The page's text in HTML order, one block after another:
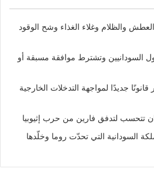
والظلام وغلاء الغذاء وشح الوقود
السودانيين وتشترط موافقة مسبقة أو
جديدًا لمواجهة التدخلات الخارجية
تتحسب لتدفق فارين من حرب إثيوبيا
السودانية التي تحدّت روما وخلّدها